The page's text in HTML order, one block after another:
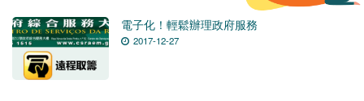
電子化！輕鬆辦理政府服務
2017-12-27